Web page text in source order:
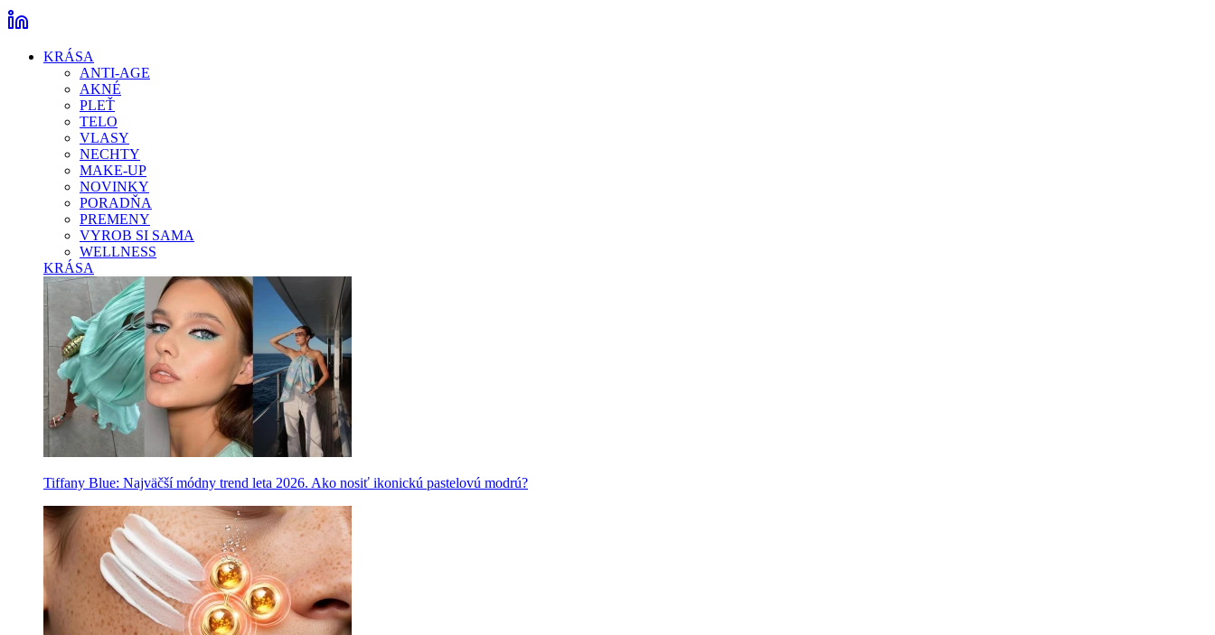
KRÁSA
ANTI-AGE
AKNÉ
PLEŤ
TELO
VLASY
NECHTY
MAKE-UP
NOVINKY
PORADŇA
PREMENY
VYROB SI SAMA
WELLNESS
KRÁSA
Tiffany Blue: Najväčší módny trend leta 2026. Ako nosiť ikonickú pastelovú modrú?